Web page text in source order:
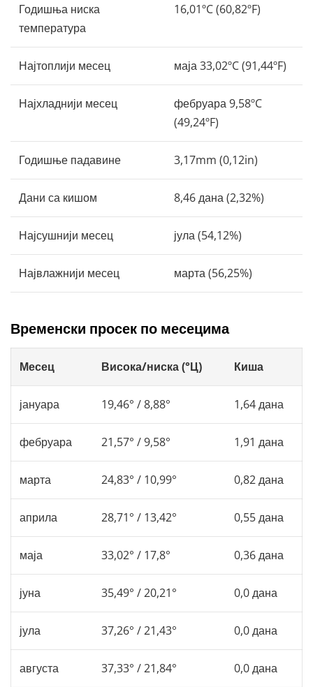
Годишња ниска
температура
16,01ºC (60,82ºF)
Најтоплији месец маја 33,02ºC (91,44ºF)
Најхладнији месец
фебруара 9,58ºC
(49,24ºF)
Годишње падавине 3,17mm (0,12in)
Дани са кишом 8,46 дана (2,32%)
Најсушнији месец јула (54,12%)
Највлажнији месец марта (56,25%)
Временски просек по месецима
Месец Висока/ниска (°Ц) Киша
јануара 19,46° / 8,88° 1,64 дана
фебруара 21,57° / 9,58° 1,91 дана
марта 24,83° / 10,99° 0,82 дана
априла 28,71° / 13,42° 0,55 дана
маја 33,02° / 17,8° 0,36 дана
јуна 35,49° / 20,21° 0,0 дана
јула 37,26° / 21,43° 0,0 дана
августа 37,33° / 21,84° 0,0 дана